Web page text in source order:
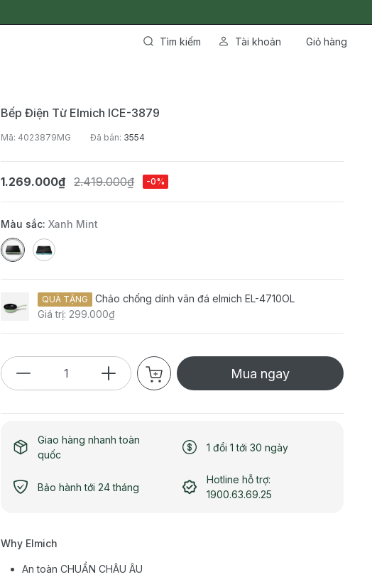
Tìm kiếm Tài khoản Giỏ hàng
Bếp Điện Từ Elmich ICE-3879
Mã: 4023879MG Đã bán: 3554
1.269.000₫ 2.419.000₫ -0%
Màu sắc:Xanh Mint
QUÀ TẶNG
Chảo chống dính vân đá elmich EL-4710OL
Giá trị: 299.000₫
Mua ngay
Giao hàng nhanh toàn
quốc
1 đổi 1 tới 30 ngày
Bảo hành tới 24 tháng
Hotline hỗ trợ:
1900.63.69.25
Why Elmich
An toàn CHUẨN CHÂU ÂU